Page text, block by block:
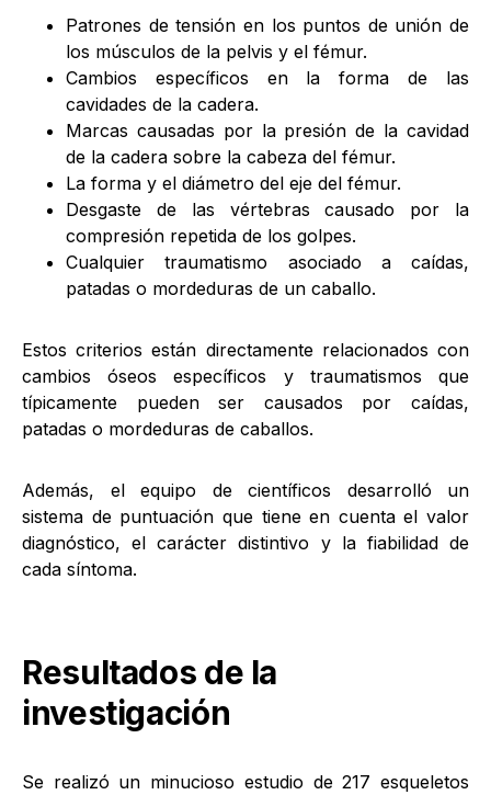
Patrones de tensión en los puntos de unión de
los músculos de la pelvis y el fémur.
Cambios específicos en la forma de las
cavidades de la cadera.
Marcas causadas por la presión de la cavidad
de la cadera sobre la cabeza del fémur.
La forma y el diámetro del eje del fémur.
Desgaste de las vértebras causado por la
compresión repetida de los golpes.
Cualquier traumatismo asociado a caídas,
patadas o mordeduras de un caballo.
Estos criterios están directamente relacionados con
cambios óseos específicos y traumatismos que
típicamente pueden ser causados por caídas,
patadas o mordeduras de caballos.
Además, el equipo de científicos desarrolló un
sistema de puntuación que tiene en cuenta el valor
diagnóstico, el carácter distintivo y la fiabilidad de
cada síntoma.
Resultados de la
investigación
Se realizó un minucioso estudio de 217 esqueletos